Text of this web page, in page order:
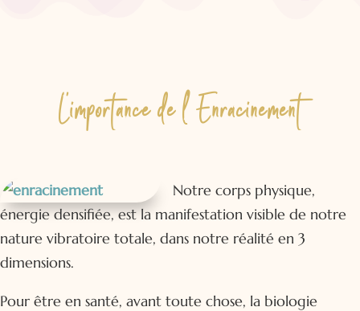
L’importance de l’ Enracinement
Notre corps physique,
énergie densifiée, est la manifestation visible de notre
nature vibratoire totale, dans notre réalité en 3
dimensions.
Pour être en santé, avant toute chose, la biologie